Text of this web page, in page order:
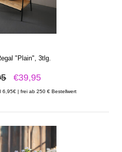
"Plain", 3tlg.
€39,95
6,95€ | frei ab 250 € Bestellwert